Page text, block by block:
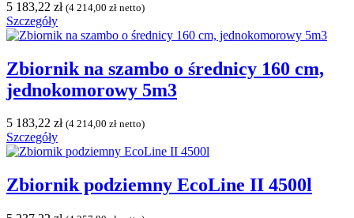
5 183,22 zł (4 214,00 zł netto)
Szczegóły
Zbiornik na szambo o średnicy 160 cm,
jednokomorowy 5m3
5 183,22 zł (4 214,00 zł netto)
Szczegóły
Zbiornik podziemny EcoLine II 4500l